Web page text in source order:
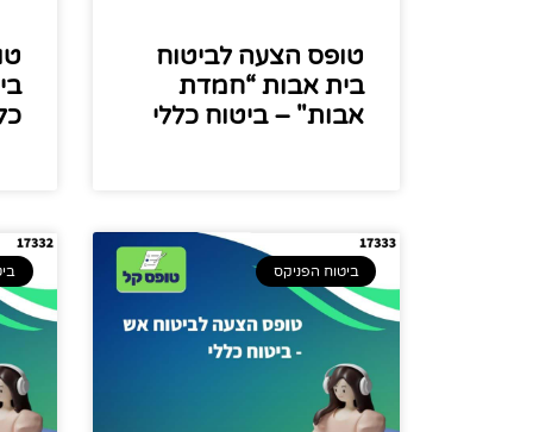
טופס הצעה לביטוח
בית אבות “חמדת
אבות" – ביטוח כללי
ביטוח הפניקס